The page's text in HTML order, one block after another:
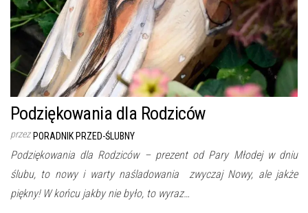
Podziękowania dla Rodziców
przez PORADNIK PRZED-ŚLUBNY
Podziękowania dla Rodziców – prezent od Pary Młodej w dniu
ślubu, to nowy i warty naśladowania zwyczaj Nowy, ale jakże
piękny! W końcu jakby nie było, to wyraz…